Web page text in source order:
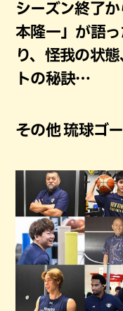
シーズン終了
本隆一」が語
り、怪我の状
トの秘訣…
その他 琉球ゴ